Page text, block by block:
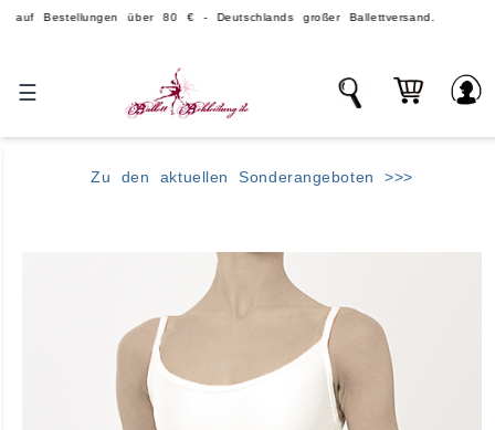
über 80 € - Deutschlands großer Ballettversand.
☰
Zu den aktuellen Sonderangeboten >>>